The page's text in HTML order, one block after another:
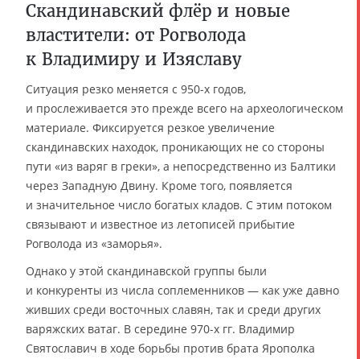
Скандинавский флёр и новые
властители: от Рогволода
к Владимиру и Изяславу
Ситуация резко меняется с 950-х годов,
и прослеживается это прежде всего на археологическом
материале. Фиксируется резкое увеличение
скандинавских находок, проникающих не со стороны
пути «из варяг в греки», а непосредственно из Балтики
через Западную Двину. Кроме того, появляется
и значительное число богатых кладов. С этим потоком
связывают и известное из летописей прибытие
Рогволода из «заморья».
Однако у этой скандинавской группы были
и конкуренты из числа соплеменников — как уже давно
живших среди восточных славян, так и среди других
варяжских ватаг. В середине 970-х гг. Владимир
Святославич в ходе борьбы против брата Ярополка